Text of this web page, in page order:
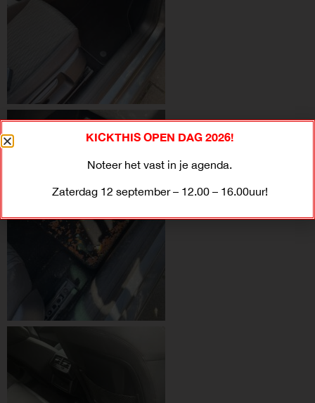
KICKTHIS OPEN DAG 2026!
Noteer het vast in je agenda.
Zaterdag 12 september – 12.00 – 16.00uur!